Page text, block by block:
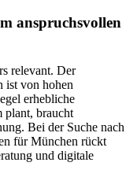
anspruchsvollen
relevant. Der
ist von hohen
erhebliche
plant, braucht
Bei der Suche nach
für München rückt
und digitale